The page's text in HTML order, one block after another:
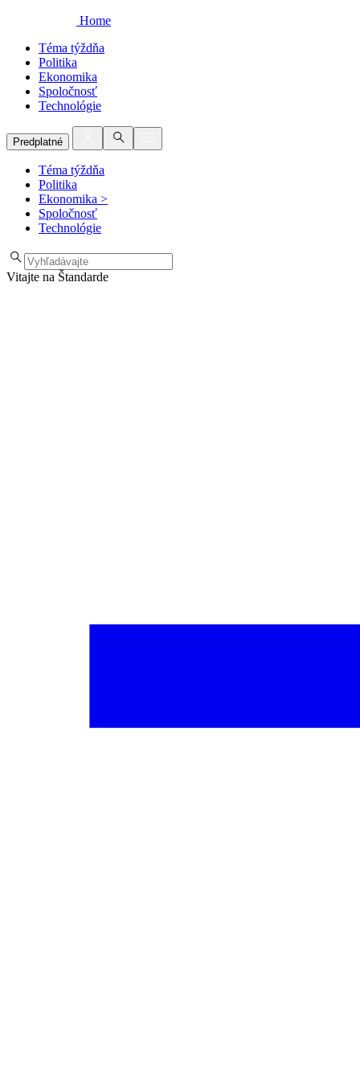
Home
Téma týždňa
Politika
Ekonomika
Spoločnosť
Technológie
Predplatné
Téma týždňa
Politika
Ekonomika >
Spoločnosť
Technológie
Vitajte na Štandarde